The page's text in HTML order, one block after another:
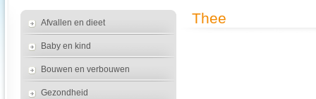
Afvallen en dieet
Baby en kind
Bouwen en verbouwen
Gezondheid
Thee